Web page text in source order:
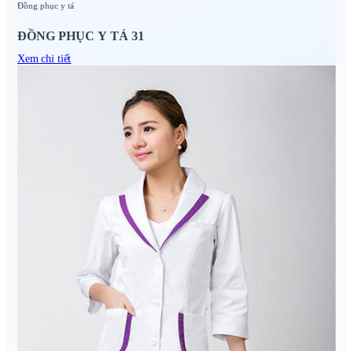
Đồng phục y tá
ĐỒNG PHỤC Y TÁ 31
Xem chi tiết